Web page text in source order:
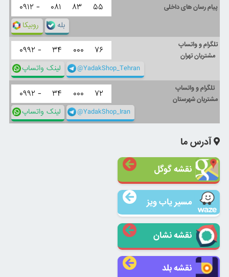
پیام رسان های داخلی ۰۹۱۲ - ۰۸۱ ۸۳ ۵۵
روبیکا بله
تلگرام و واتساپ
مشتریان تهران
۰۹۹۲ - ۳۴ ۰۰۰ ۷۶
لینک واتساپ @YadakShop_Tehran
تلگرام و واتساپ
مشتریان شهرستان
۰۹۹۲ - ۳۴ ۰۰۰ ۷۲
لینک واتساپ @YadakShop_Iran
آدرس ما
نقشه گوگل
مسیر یاب ویز
نقشه نشان
نقشه بلد